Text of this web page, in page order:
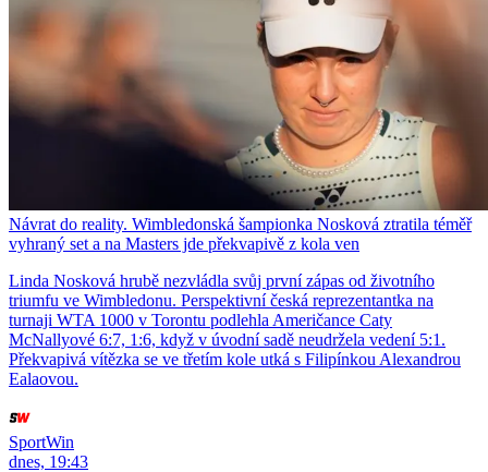
Návrat do reality. Wimbledonská šampionka Nosková ztratila téměř
vyhraný set a na Masters jde překvapivě z kola ven
Linda Nosková hrubě nezvládla svůj první zápas od životního
triumfu ve Wimbledonu. Perspektivní česká reprezentantka na
turnaji WTA 1000 v Torontu podlehla Američance Caty
McNallyové 6:7, 1:6, když v úvodní sadě neudržela vedení 5:1.
Překvapivá vítězka se ve třetím kole utká s Filipínkou Alexandrou
Ealaovou.
SportWin
dnes, 19:43